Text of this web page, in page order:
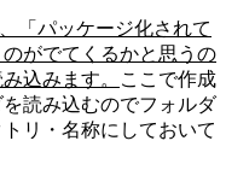
「パッケージ化されて
がでてくるかと思うの
込みます。
ここで作成
読み込むのでフォルダ
リ・名称にしておいて